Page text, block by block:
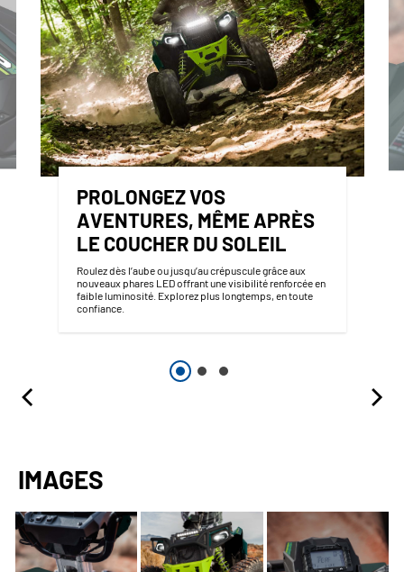
PROLONGEZ VOS
AVENTURES, MÊME APRÈS
LE COUCHER DU SOLEIL
Roulez dès l’aube ou jusqu’au crépuscule grâce aux
nouveaux phares LED offrant une visibilité renforcée en
faible luminosité. Explorez plus longtemps, en toute
confiance.
IMAGES